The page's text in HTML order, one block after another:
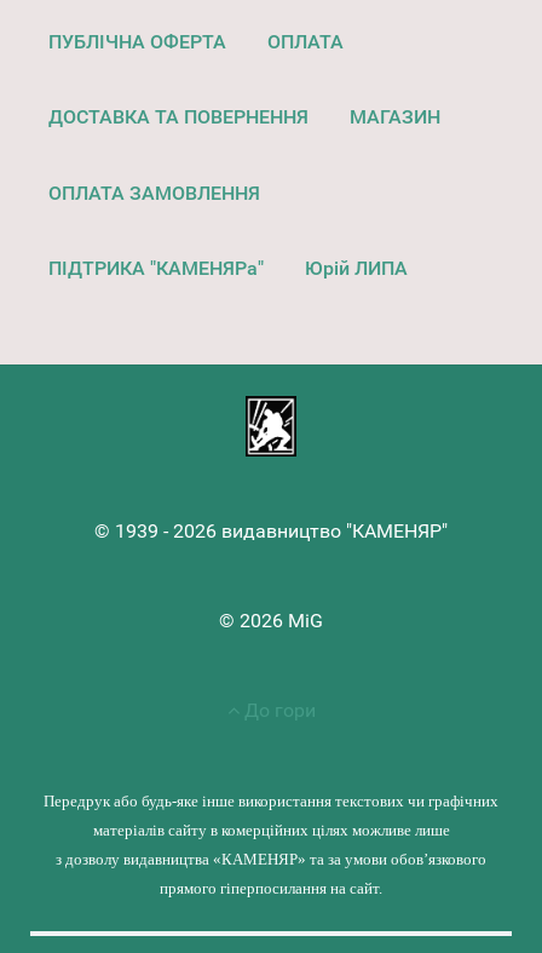
ПУБЛІЧНА ОФЕРТА ОПЛАТА
ДОСТАВКА ТА ПОВЕРНЕННЯ МАГАЗИН
ОПЛАТА ЗАМОВЛЕННЯ
ПІДТРИКА "КАМЕНЯРа" Юрій ЛИПА
© 1939 - 2026 видавництво "КАМЕНЯР"
© 2026 MiG
До гори
Передрук або будь-яке інше використання текстових чи графічних
матеріалів сайту в комерційних цілях можливе лише
з дозволу видавництва «КАМЕНЯР» та за умови обов’язкового
прямого гіперпосилання на сайт.